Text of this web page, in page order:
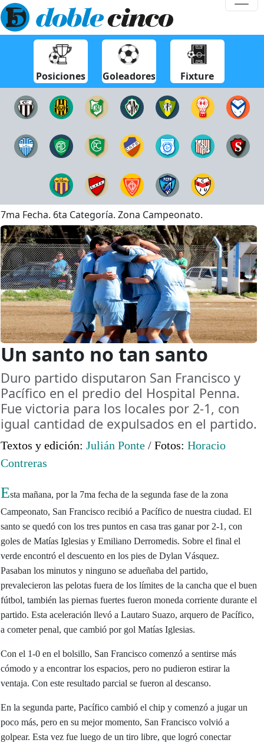
Posiciones Goleadores Fixture
7ma Fecha. 6ta Categorí­a. Zona Campeonato.
Un santo no tan santo
Duro partido disputaron San Francisco y
Pací­fico en el predio del Hospital Penna.
Fue victoria para los locales por 2-1, con
igual cantidad de expulsados en el partido.
Textos y edición: Julián Ponte / Fotos: Horacio
Contreras
Esta mañana, por la 7ma fecha de la segunda fase de la zona
Campeonato, San Francisco recibió a Pacífico de nuestra ciudad. El
santo se quedó con los tres puntos en casa tras ganar por 2-1, con
goles de Matías Iglesias y Emiliano Derromedis. Sobre el final el
verde encontró el descuento en los pies de Dylan Vásquez.
Pasaban los minutos y ninguno se adueñaba del partido,
prevalecieron las pelotas fuera de los límites de la cancha que el buen
fútbol, también las piernas fuertes fueron moneda corriente durante el
partido. Esta aceleración llevó a Lautaro Suazo, arquero de Pacífico,
a cometer penal, que cambió por gol Matías Iglesias.
Con el 1-0 en el bolsillo, San Francisco comenzó a sentirse más
cómodo y a encontrar los espacios, pero no pudieron estirar la
ventaja. Con este resultado parcial se fueron al descanso.
En la segunda parte, Pacífico cambió el chip y comenzó a jugar un
poco más, pero en su mejor momento, San Francisco volvió a
golpear. Esta vez fue luego de un tiro libre, que logró conectar